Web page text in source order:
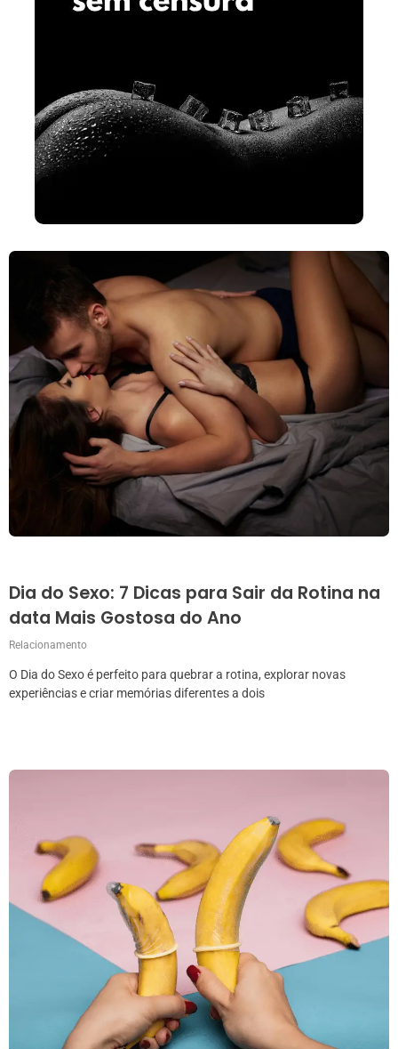
Dia do Sexo: 7 Dicas para Sair da Rotina na
data Mais Gostosa do Ano
Relacionamento
O Dia do Sexo é perfeito para quebrar a rotina, explorar novas
experiências e criar memórias diferentes a dois